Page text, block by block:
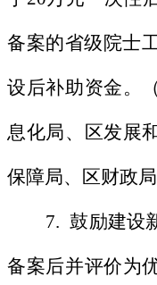
备案的省级院士
设后补助资金。
息化局、区发展
保障局、区财政
7. 鼓励建设
备案后并评价为